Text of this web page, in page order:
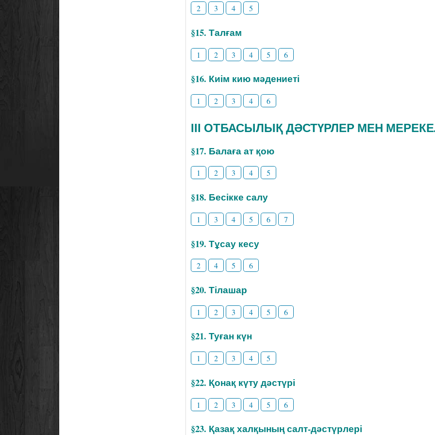
2 3 4 5
§15. Талғам
1 2 3 4 5 6
§16. Киім кию мәдениеті
1 2 3 4 6
ІІІ ОТБАСЫЛЫҚ ДӘСТҮРЛЕР МЕН
§17. Балаға ат қою
1 2 3 4 5
§18. Бесікке салу
1 3 4 5 6 7
§19. Тұсау кесу
2 4 5 6
§20. Тілашар
1 2 3 4 5 6
§21. Туған күн
1 2 3 4 5
§22. Қонақ күту дәстүрі
1 2 3 4 5 6
§23. Қазақ халқының салт-дәстүрлері